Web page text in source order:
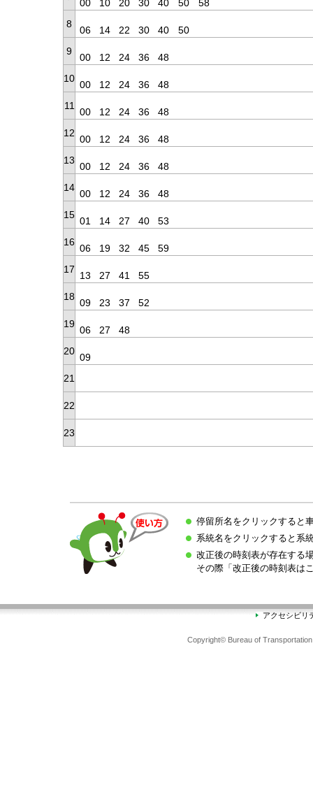
00 10 20 30 40 50
58
8
06 14 22 30 40
50
9
00 12 24 36
48
10
00 12 24 36
48
11
00 12 24 36
48
12
00 12 24 36
48
13
00 12 24 36
48
14
00 12 24 36
48
15
01 14 27 40
53
16
06 19 32 45
59
17
13 27 41
55
18
09 23 37
52
19
06 27
48
20
09
21
22
23
停留所名をクリックすると
系統名をクリックすると系
改正後の時刻表が存在する
その際「改正後の時刻表は
アクセシビリ
Copyright© Bureau of